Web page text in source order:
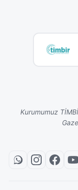
Kurumumuz